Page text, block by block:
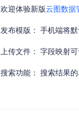
欢迎体验新版云图数据
发布模版： 手机端将
上传文件： 字段映射
搜索功能： 搜索结果